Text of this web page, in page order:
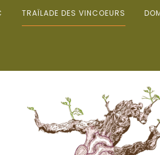
TRAÏLADE DES VINCOEURS